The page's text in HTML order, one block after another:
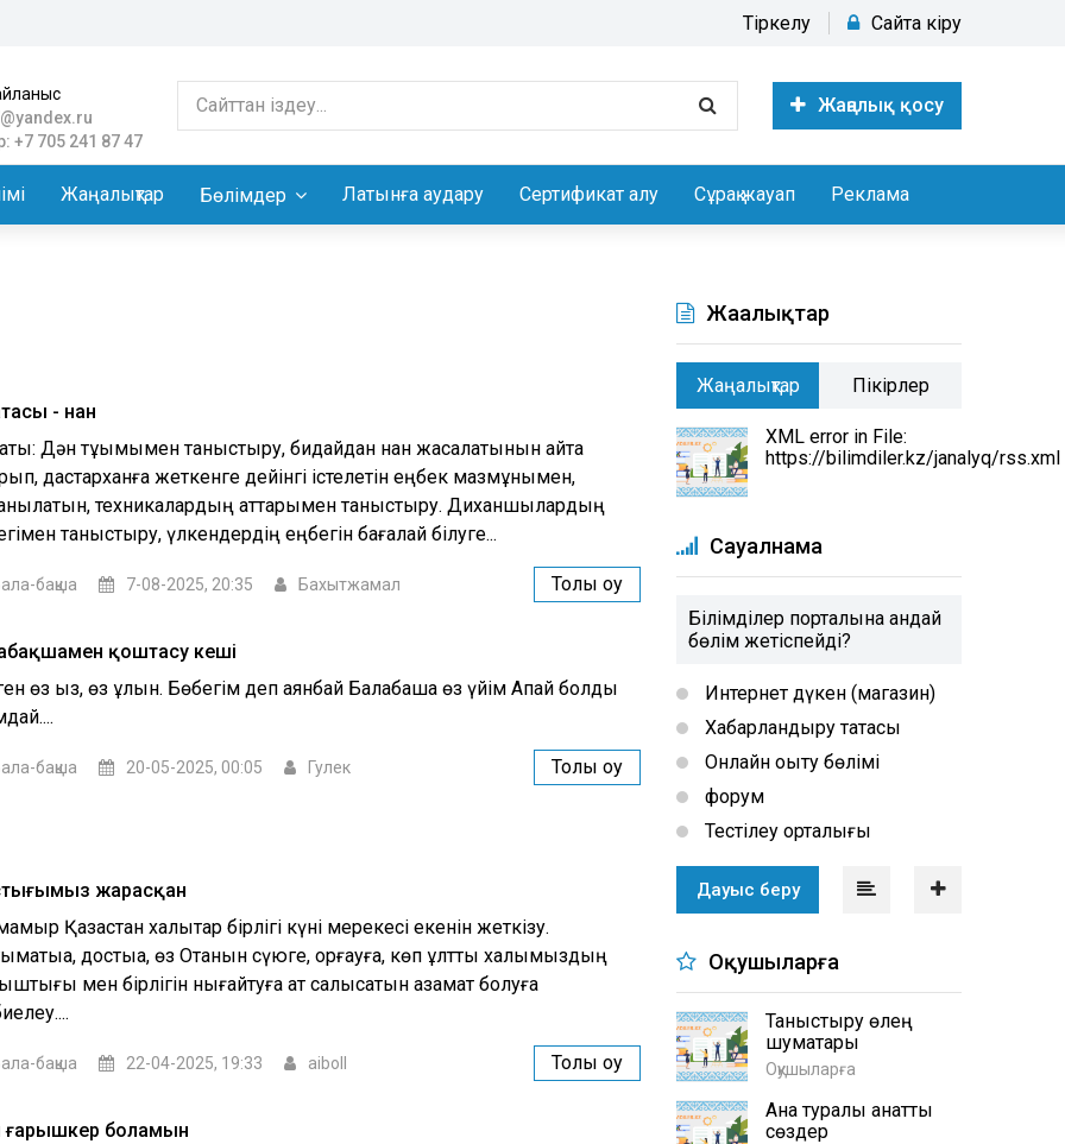
Тіркелу Сайтқа кіру
+7 705 241 87 47
Жаңалық қосу
Жаңалықтар Бөлімдер Латынға аудару Сертификат алу Сұрақ жауап Реклама
- нан
Дән тұқымымен таныстыру, бидайдан нан жасалатынын айта
дастарханға жеткенге дейінгі істелетін еңбек мазмұнымен,
техникалардың аттарымен таныстыру. Диханшылардың
таныстыру, үлкендердің еңбегін бағалай білуге...
бақша 7-08-2025, 20:35 Бахытжамал Толық оқу
қоштасу кеші
өз қыз, өз ұлын. Бөбегім деп аянбай Балабақша өз үйім Апай болды
бақша 20-05-2025, 00:05 Гулек Толық оқу
жарасқан
Қазақстан халықтар бірлігі күні мерекесі екенін жеткізу.
достыққа, өз Отанын сүюге, қорғауға, көп ұлтты халқымыздың
мен бірлігін нығайтуға ат салысатын азамат болуға
бақша 22-04-2025, 19:33 aiboll Толық оқу
ғарышкер боламын
Жаңалықтар
Жаңалықтар Пікірлер
XML error in File:
https://bilimdiler.kz/janalyq/rss.xml
Сауалнама
Білімділер порталына қандай
бөлім жетіспейді?
Интернет дүкен (магазин)
Хабарландыру тақтасы
Онлайн оқыту бөлімі
форум
Тестілеу орталығы
Дауыс беру
Оқушыларға
Таныстыру өлең
шумақтары
Оқушыларға
Ана туралы қанатты
сөздер